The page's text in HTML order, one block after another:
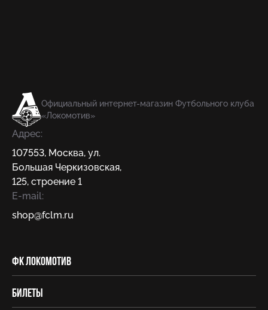
Официальный интернет-магазин Футбольного клуба
«Локомотив»
Адрес:
107553, Москва, ул.
Большая Черкизовская,
125, строение 1
E-mail:
shop@fсlm.ru
ФК Локомотив
Билеты